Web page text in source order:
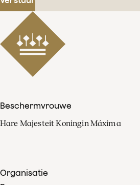
Beschermvrouwe
Hare Majesteit Koningin Máxima
Organisatie